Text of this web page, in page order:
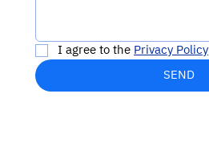
I agree to the Privacy Policy
SEND